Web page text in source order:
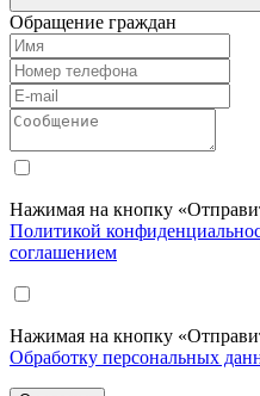
Обращение граждан
Нажимая на кнопку
Политикой
соглашением
Нажимая на кнопку
Обработку персональных